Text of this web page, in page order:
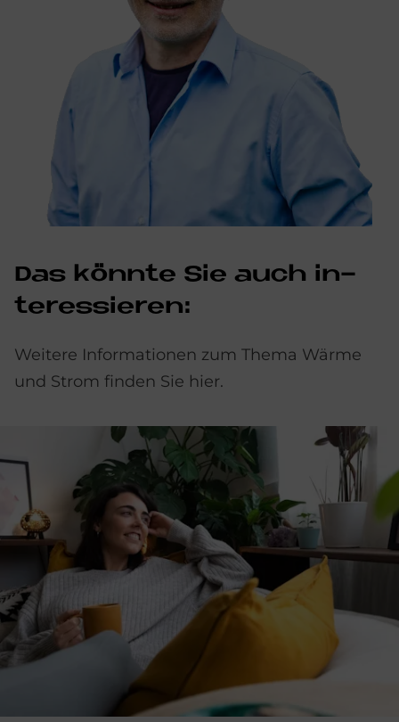
Das könn­te Sie auch in­
ter­es­sie­ren:
Weitere Informationen zum Thema Wärme
und Strom finden Sie hier.